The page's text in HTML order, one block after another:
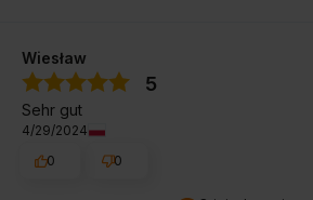
Wiesław
5
Sehr gut
4/29/2024
0
0